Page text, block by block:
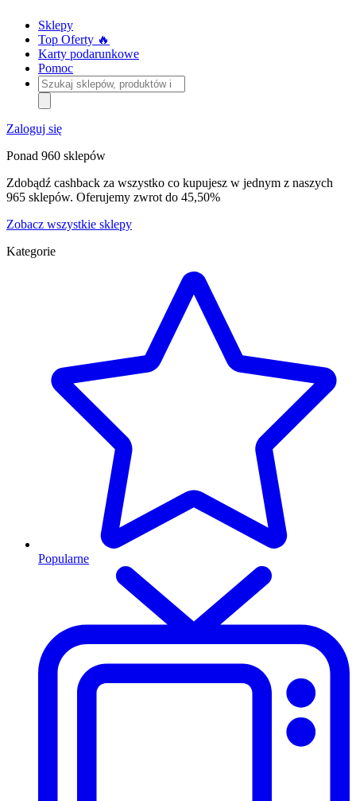
Sklepy
Top Oferty 🔥
Karty podarunkowe
Pomoc
Szukaj
sklepów,
produktów
i
kategorii
Zaloguj się
Ponad 960 sklepów
Zdobądź cashback za wszystko co kupujesz w jednym z naszych
965 sklepów. Oferujemy zwrot do 45,50%
Zobacz wszystkie sklepy
Kategorie
Popularne